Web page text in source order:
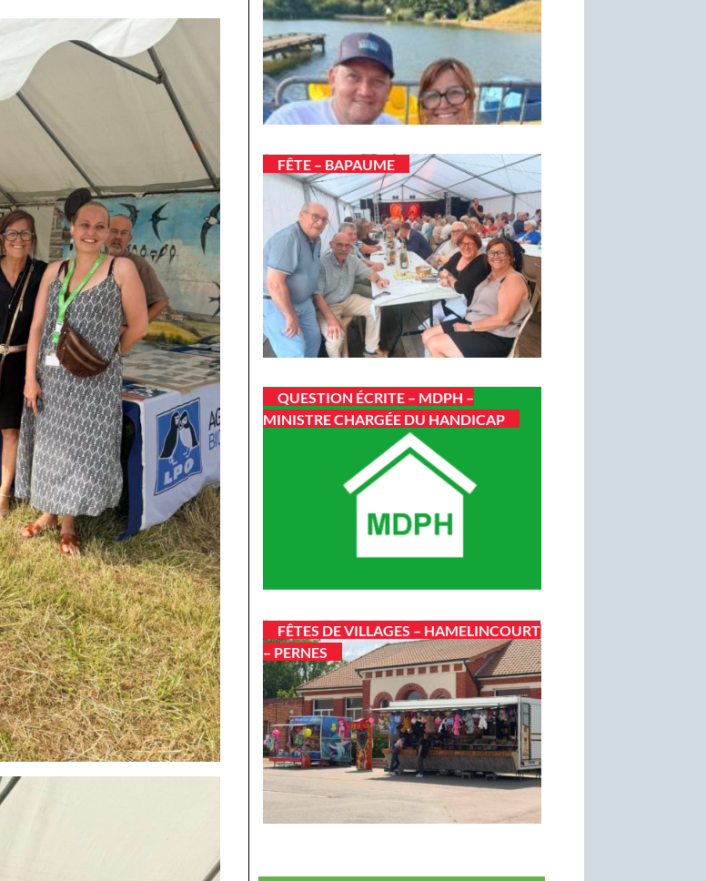
FÊTE – BAPAUME
QUESTION ÉCRITE – MDPH –
MINISTRE CHARGÉE DU HANDICAP
FÊTES DE VILLAGES – HAMELINCOURT
– PERNES